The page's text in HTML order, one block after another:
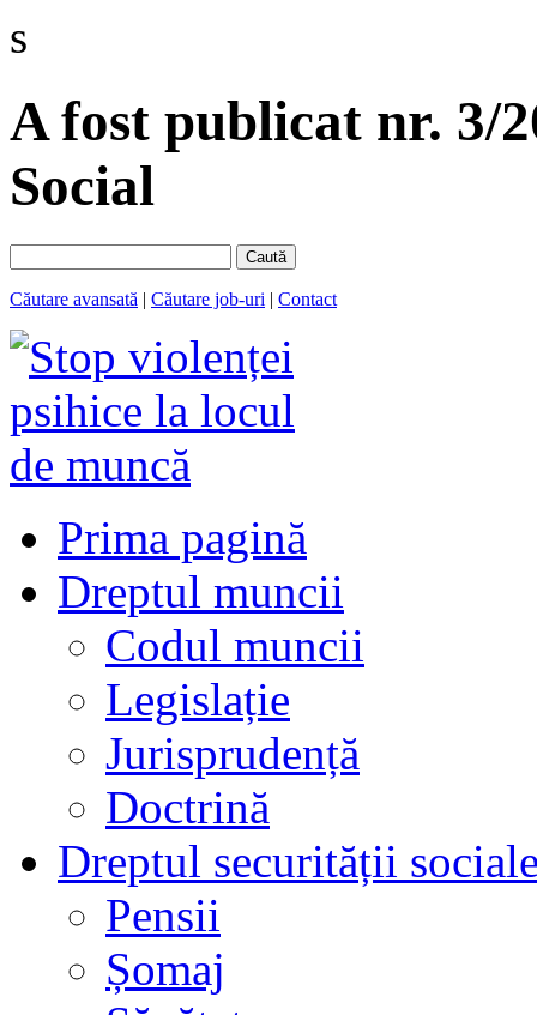
s
A fost publicat nr. 3/
Social
Caută
Căutare avansată | Căutare job-uri | Contact
Prima pagină
Dreptul muncii
Codul muncii
Legislație
Jurisprudență
Doctrină
Dreptul securității
Pensii
Șomaj